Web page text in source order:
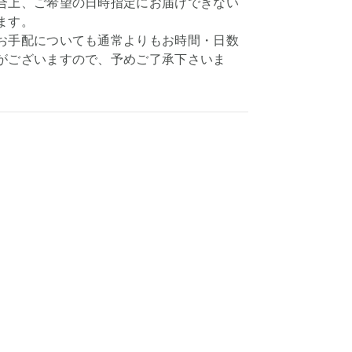
上、ご希望の日時指定にお届けできない
す。
手配についても通常よりもお時間・日数
ございますので、予めご了承下さいま